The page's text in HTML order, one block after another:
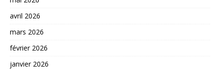
avril 2026
mars 2026
février 2026
janvier 2026